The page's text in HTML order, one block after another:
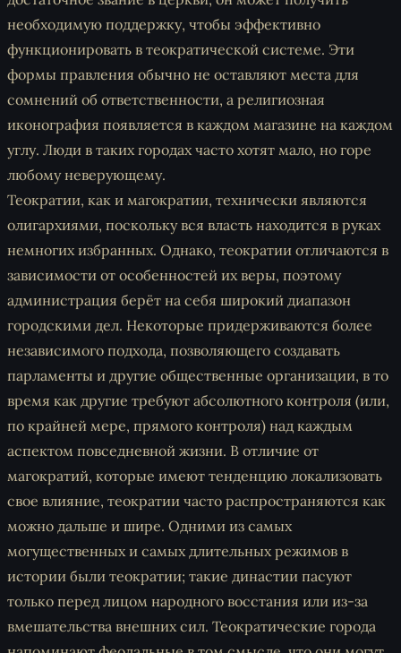
необходимую поддержку, чтобы эффективно
функционировать в теократической системе. Эти
формы правления обычно не оставляют места для
сомнений об ответственности, а религиозная
иконография появляется в каждом магазине на каждом
углу. Люди в таких городах часто хотят мало, но горе
любому неверующему.
Теократии, как и магократии, технически являются
олигархиями, поскольку вся власть находится в руках
немногих избранных. Однако, теократии отличаются в
зависимости от особенностей их веры, поэтому
администрация берёт на себя широкий диапазон
городскими дел. Некоторые придерживаются более
независимого подхода, позволяющего создавать
парламенты и другие общественные организации, в то
время как другие требуют абсолютного контроля (или,
по крайней мере, прямого контроля) над каждым
аспектом повседневной жизни. В отличие от
магократий, которые имеют тенденцию локализовать
свое влияние, теократии часто распространяются как
можно дальше и шире. Одними из самых
могущественных и самых длительных режимов в
истории были теократии; такие династии пасуют
только перед лицом народного восстания или из-за
вмешательства внешних сил. Теократические города